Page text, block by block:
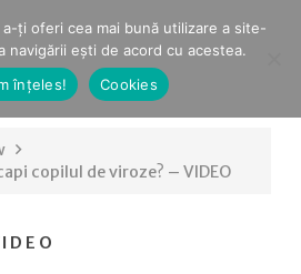
copilul de viroze? – VIDEO
ți oferi cea mai bună utilizare a site-
navigării ești de acord cu acestea.
înțeles!
Cookies